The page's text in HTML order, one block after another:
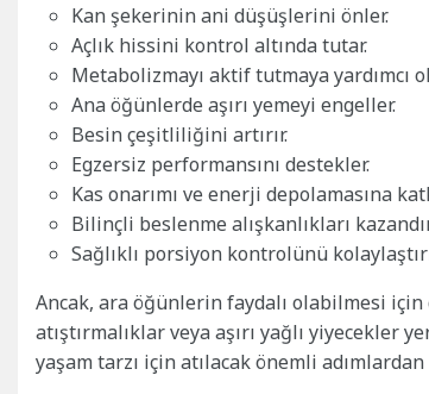
Kan şekerinin ani düşüşlerini önler.
Açlık hissini kontrol altında tutar.
Metabolizmayı aktif tutmaya yardımcı
Ana öğünlerde aşırı yemeyi engeller.
Besin çeşitliliğini artırır.
Egzersiz performansını destekler.
Kas onarımı ve enerji depolamasına
Bilinçli beslenme alışkanlıkları
Sağlıklı porsiyon kontrolünü
Ancak, ara öğünlerin faydalı olabilmesi için
atıştırmalıklar veya aşırı yağlı
yaşam tarzı için atılacak önemli